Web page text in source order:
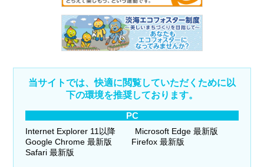
当サイトでは、快適に閲覧していただくために以
下の環境を推奨しております。
PC
Internet Explorer 11以降
Microsoft Edge 最新版
Google Chrome 最新版
Firefox 最新版
Safari 最新版